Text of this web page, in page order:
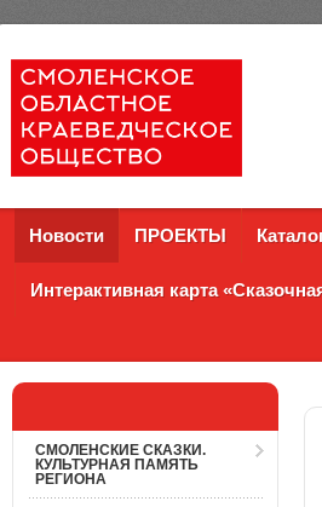
Новости ПРОЕКТЫ
Интерактивная карта
СМОЛЕНСКИЕ СКАЗКИ.
КУЛЬТУРНАЯ ПАМЯТЬ
РЕГИОНА